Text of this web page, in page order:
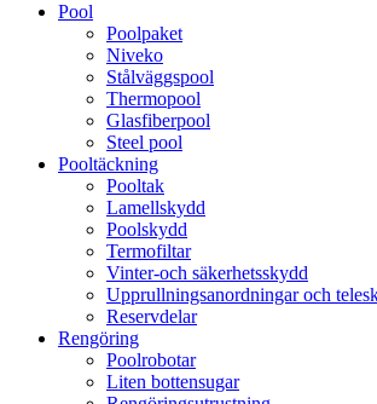
Pool
Poolpaket
Niveko
Stålväggspool
Thermopool
Glasfiberpool
Steel pool
Pooltäckning
Pooltak
Lamellskydd
Poolskydd
Termofiltar
Vinter-och säkerhetsskydd
Upprullningsanordningar och
Reservdelar
Rengöring
Poolrobotar
Liten bottensugar